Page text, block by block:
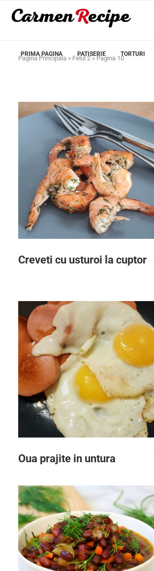
PRIMA PAGINA PATISERIE TORTURI
Pagina Principala » Felul 2»Pagina 10
Creveti cu usturoi la cuptor
Oua prajite in untura